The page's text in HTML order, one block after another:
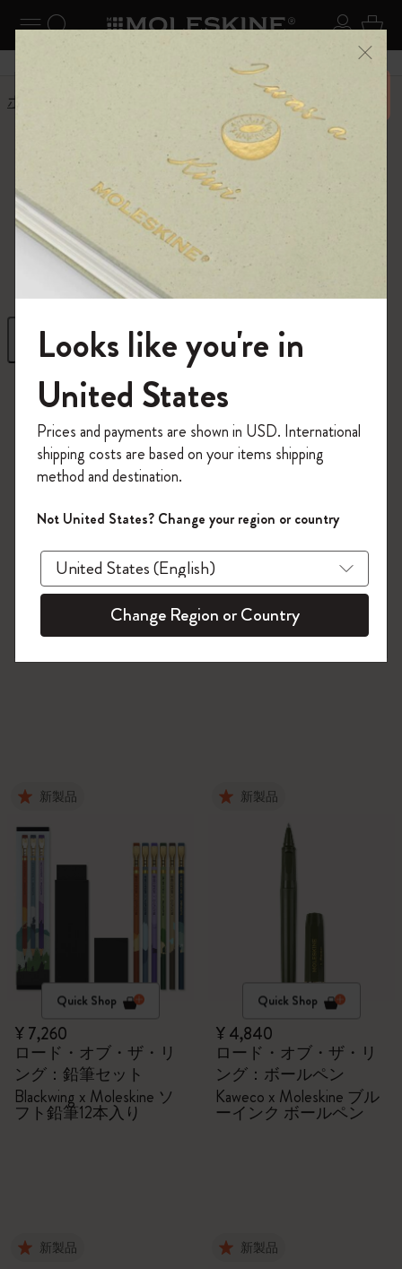
ナビゲーションの切替 ログ
検索 (キーワードなど) カ
6,500円以上のご購入で送料無料 メニ
ーを閉じる
ホーム
新商品
イマジネーションをかき立てるデザインの
新商品をご覧ください。
フィルター 並び替え
48 プロダクツ
新製品
Quick Shop
¥ 7,260
ロード・オブ・ザ・リ
ング：鉛筆セット
Blackwing x Moleskine ソ
フト鉛筆12本入り
新製品
Quick Shop
¥ 4,840
ロード・オブ・ザ・リ
ング：ボールペン
Kaweco x Moleskine ブル
ーインク ボールペン
新製品 新製品
モレスキンの世界へようこそ
「WELCOME10」を入力すると、初回注
文が10%オフ＋送料無料になります。セ
ール・アウトレット品は適用外。
Moleskineアカウントを作成して限定オフ
ァーや会員特典、さらに多くのインスピ
レーションを手に入れましょう。
今すぐ会員登録 !
Looks like you're in
United States
Prices and payments are shown in USD. International
shipping costs are based on your items shipping
method and destination.
Not United States? Change your region or country
Change Region or Country